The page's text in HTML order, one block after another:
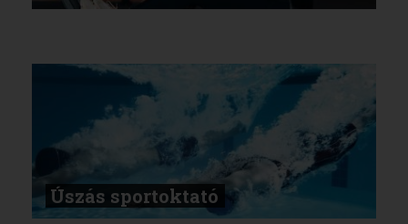
Úszás sportoktató